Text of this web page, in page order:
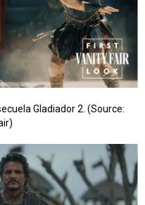
Gladiador 2. (Source: